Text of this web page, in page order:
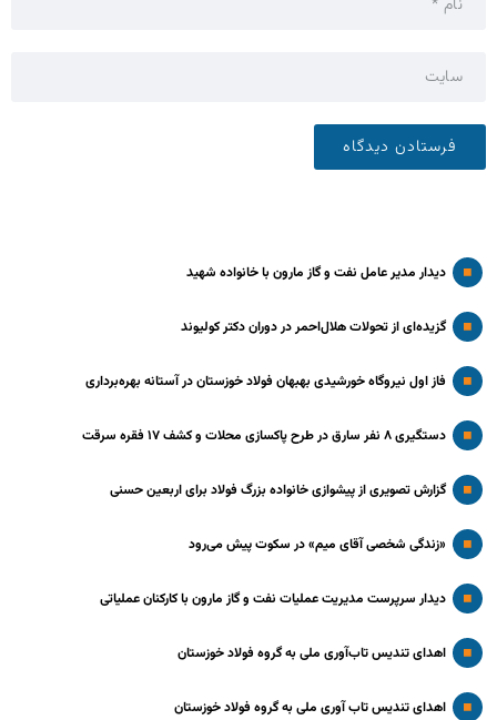
دیدار مدیر عامل نفت و گاز مارون با خانواده شهید
گزیده‌ای از تحولات هلال‌احمر در دوران دکتر کولیوند
فاز اول نیروگاه خورشیدی بهبهان فولاد خوزستان در آستانه بهره‌برداری
دستگیری ۸ نفر سارق در طرح پاکسازی محلات و کشف ۱۷ فقره سرقت
گزارش تصویری از پیشوازی خانواده بزرگ فولاد برای اربعین حسنی
«زندگی شخصی آقای میم» در سکوت پیش می‌رود
دیدار سرپرست مدیریت عملیات نفت و گاز مارون با کارکنان عملیاتی
اهدای تندیس تاب‌آوری ملی به گروه فولاد خوزستان
اهدای تندیس تاب آوری ملی به گروه فولاد خوزستان